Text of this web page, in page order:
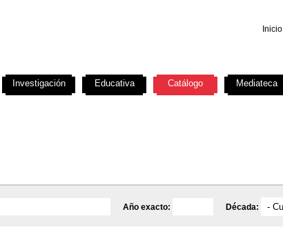
Inicio
Año exacto: Década:
Investigación Educativa Catálogo Mediateca